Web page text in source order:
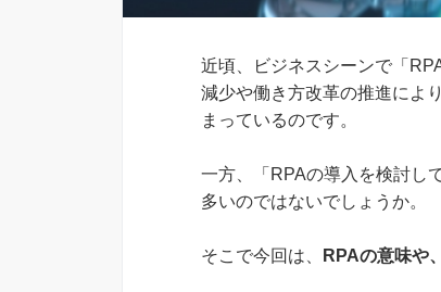
近頃、ビジネスシーンで「
減少や働き方改革の推進によ
まっているのです。
一方、「RPAの導入を検討し
多いのではないでしょうか。
そこで今回は、 RPAの意味や